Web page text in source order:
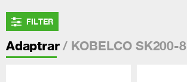
FILTER
Adaptrar/ KOBELCO SK200-8